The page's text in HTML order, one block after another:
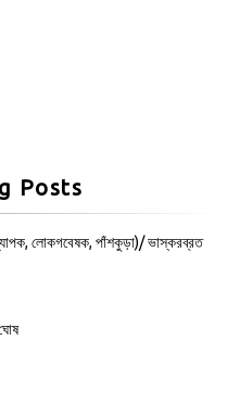
Posts
লোকগবেষক, পাঁশকুড়া)/ ভাস্করব্রত